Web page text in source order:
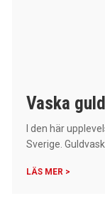
Vaska guld
I den här
Sverige.
LÄS MER >